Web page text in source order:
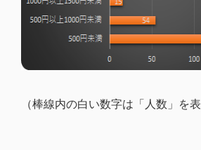
（棒線内の白い数字は「人数」を